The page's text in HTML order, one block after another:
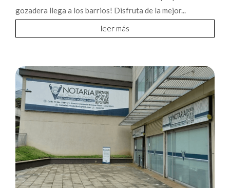
gozadera llega a los barrios! Disfruta de la mejor...
leer más